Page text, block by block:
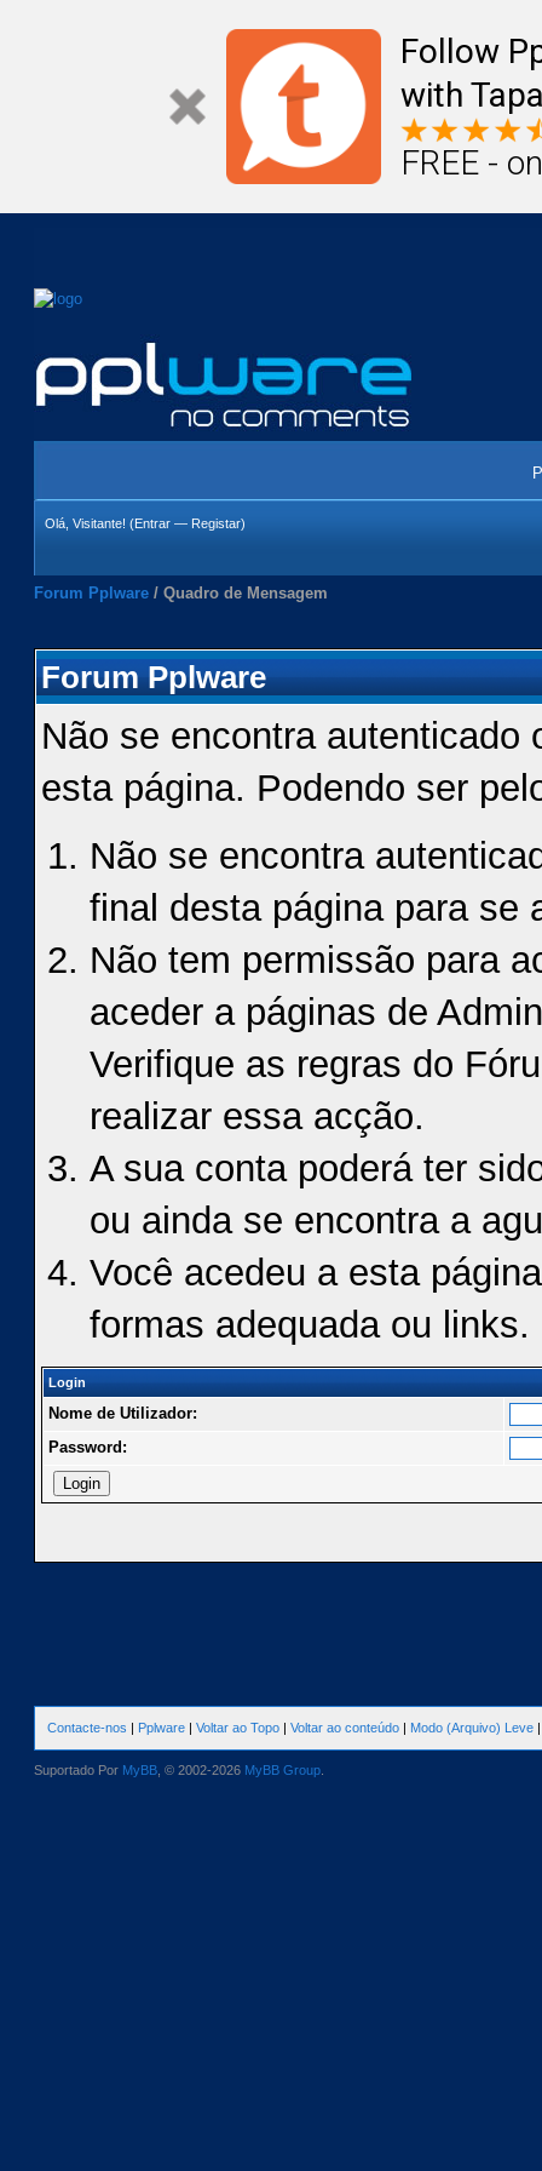
Follow
with
FREE -
Olá, Visitante! (Entrar — Registar)
Forum Pplware / Quadro de Mensagem
Forum Pplware
Não se encontra autenticado
esta página. Podendo ser
Não se encontra
final desta página para se
Não tem permissão para
aceder a páginas de
Verifique as regras do
realizar essa acção.
A sua conta poderá ter
ou ainda se encontra a
Você acedeu a esta
formas adequada ou links.
Login
Nome de Utilizador:
Password:
Contacte-nos | Pplware | Voltar ao Topo | Voltar ao conteúdo | Modo (Arquivo) Leve
Suportado Por MyBB , © 2002-2026 MyBB Group